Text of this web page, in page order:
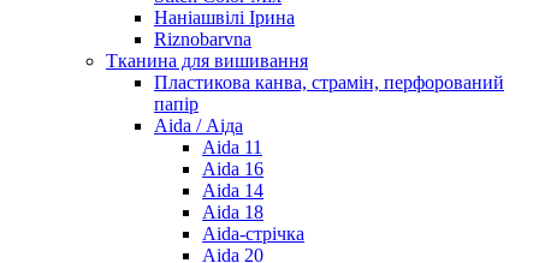
Наніашвілі Ірина
Riznobarvna
Тканина для вишивання
Пластикова канва, страмін, перфорований
папір
Aida / Аіда
Aida 11
Aida 16
Aida 14
Aida 18
Aida-стрічка
Aida 20